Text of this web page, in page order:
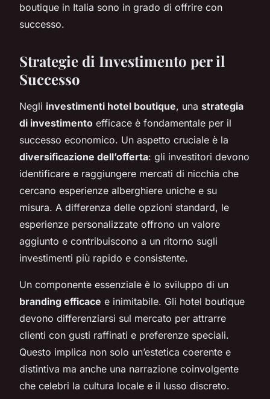
boutique in Italia sono in grado di offrire con
successo.
Strategie di Investimento per il
Successo
Negli investimenti hotel boutique, una strategia
di investimento efficace è fondamentale per il
successo economico. Un aspetto cruciale è la
diversificazione dell’offerta: gli investitori devono
identificare e raggiungere mercati di nicchia che
cercano esperienze alberghiere uniche e su
misura. A differenza delle opzioni standard, le
esperienze personalizzate offrono un valore
aggiunto e contribuiscono a un ritorno sugli
investimenti più rapido e consistente.
Un componente essenziale è lo sviluppo di un
branding efficace e inimitabile. Gli hotel boutique
devono differenziarsi sul mercato per attrarre
clienti con gusti raffinati e preferenze speciali.
Questo implica non solo un’estetica coerente e
distintiva ma anche una narrazione coinvolgente
che celebri la cultura locale e il lusso discreto.